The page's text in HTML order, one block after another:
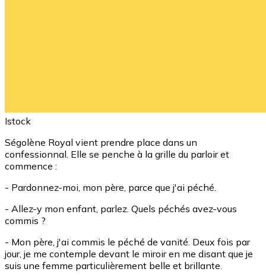
Istock
Ségolène Royal vient prendre place dans un
confessionnal. Elle se penche à la grille du parloir et
commence :
- Pardonnez-moi, mon père, parce que j'ai péché.
- Allez-y mon enfant, parlez. Quels péchés avez-vous
commis ?
- Mon père, j'ai commis le péché de vanité. Deux fois par
jour, je me contemple devant le miroir en me disant que je
suis une femme particulièrement belle et brillante.